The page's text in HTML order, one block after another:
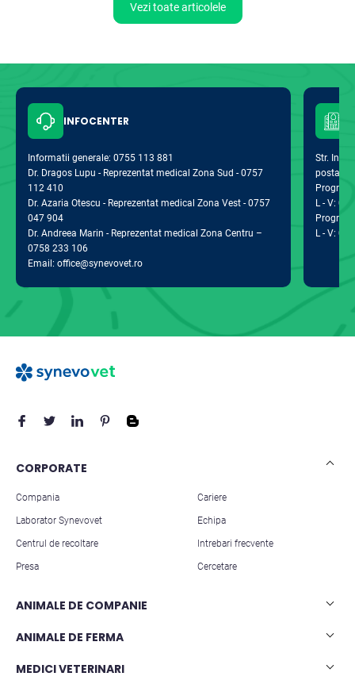
Vezi toate articolele
INFOCENTER
Informatii generale: 0755 113 881
Dr. Dragos Lupu - Reprezentat medical Zona Sud - 0757
112 410
Dr. Azaria Otescu - Reprezentat medical Zona Vest - 0757
047 904
Dr. Andreea Marin - Reprezentat medical Zona Centru –
0758 233 106
Email: office@synevovet.ro
Str.
postal
L - V:
L - V:
CORPORATE
Compania
Laborator Synevovet
Centrul de recoltare
Presa
Cariere
Echipa
Intrebari frecvente
Cercetare
ANIMALE DE COMPANIE
Analize caini
ANIMALE DE FERMA
Analize rumegatoare mari
MEDICI VETERINARI